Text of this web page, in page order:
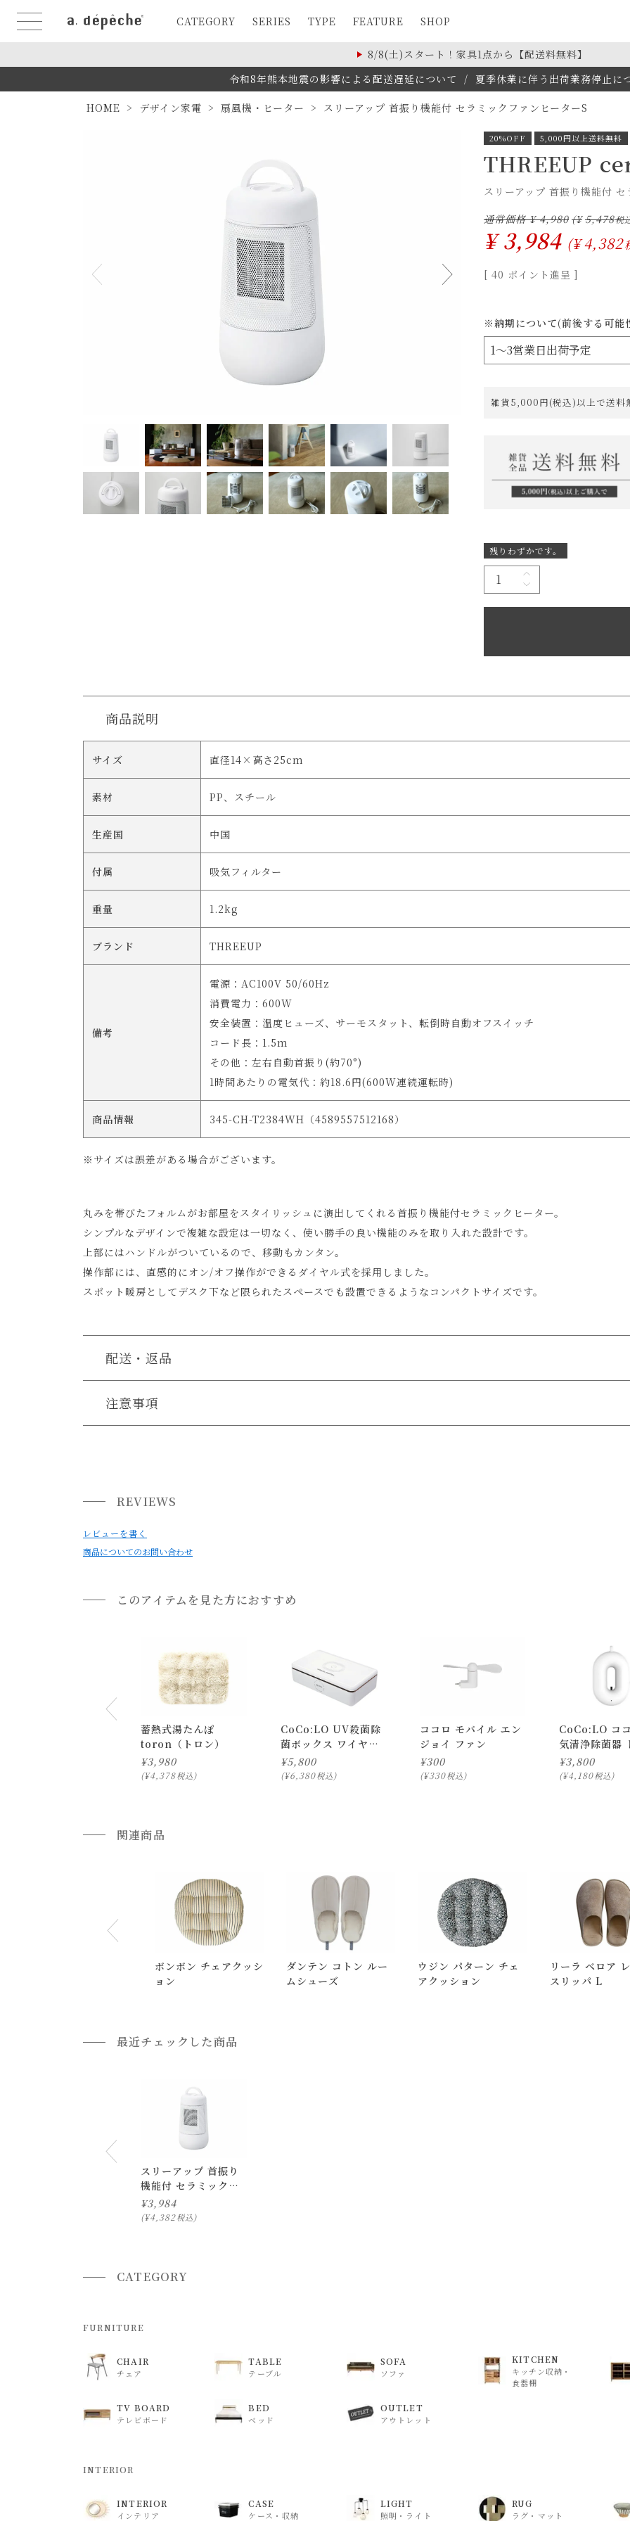
CATEGORY SERIES TYPE FEATURE SHOP
8/8(土)スタート！家具1点から【配送料無料】
令和8年熊本地震の影響による配送遅延について / 夏季休業に伴う出荷業務停止に
HOME デザイン家電 扇風機・ヒーター スリーアップ 首振り機能付 セラミックファンヒーターS
20%OFF 5,000円以上送料無料
THREEUP
スリーアップ 首振り機能付
通常価格 ¥ 4,980 ¥ 5,478
¥ 3,984 ¥4,382
[ 40 ポイント進呈 ]
※納期について(前後する可能
雑貨5,000円(税込)以上で送料
残りわずかです。
商品説明
サイズ 直径14×高さ25cm
素材 PP、スチール
生産国 中国
付属 吸気フィルター
重量 1.2kg
ブランド THREEUP
備考
電源：AC100V 50/60Hz
消費電力：600W
安全装置：温度ヒューズ、サーモスタット、転倒時自動オフスイッチ
コード長：1.5m
その他：左右自動首振り(約70°)
1時間あたりの電気代：約18.6円(600W連続運転時)
商品情報 345-CH-T2384WH（4589557512168）
※サイズは誤差がある場合がございます。
丸みを帯びたフォルムがお部屋をスタイリッシュに演出してくれる首振り機能付セラミックヒーター。
シンプルなデザインで複雑な設定は一切なく、使い勝手の良い機能のみを取り入れた設計です。
上部にはハンドルがついているので、移動もカンタン。
操作部には、直感的にオン/オフ操作ができるダイヤル式を採用しました。
スポット暖房としてデスク下など限られたスペースでも設置できるようなコンパクトサイズです。
配送・返品
送料について
配送方法に関しては「
小型商品の日時・時間指定について
お届け時間帯(大型以外) は、午前か午後かの２択のみとなります。
申し訳ございませんが、具体的な時間帯指定をしての出荷はできません。
日曜・祝日は、時間帯指定ができません。
返品・交換について
注意事項
REVIEWS
レビューを書く
商品についてのお問い合わせ
このアイテムを見た方におすすめ
蓄熱式湯たんぽ
toron（トロン）
¥3,980
¥4,378税込
CoCo:LO UV殺菌除
菌ボックス ワイヤレ
スチャージャー
¥5,800
¥6,380税込
ココロ モバイル エン
ジョイ ファン
¥300
¥330税込
CoCo:LO コ
気清浄除菌器
ツクリーン
¥3,800
¥4,180税込
関連商品
ボンボン チェアクッシ
ョン
ダンテン コトン ルー
ムシューズ
ウジン パターン チェ
アクッション
リーラ ベロア
スリッパ L
最近チェックした商品
スリーアップ 首振り
機能付 セラミックフ
ァンヒーターS
¥3,984
¥4,382税込
CATEGORY
FURNITURE
CHAIR
チェア
TABLE
テーブル
SOFA
ソファ
KITCHEN
キッチン収納・
食器棚
TV BOARD
テレビボード
BED
ベッド
OUTLET
アウトレット
INTERIOR
INTERIOR
インテリア
CASE
ケース・収納
LIGHT
照明・ライト
RUG
ラグ・マット